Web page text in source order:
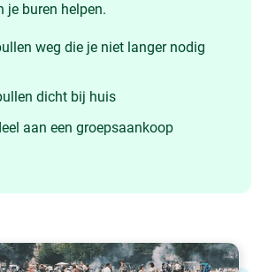
je buren helpen.
weg die je niet langer nodig
dicht bij huis
aan een groepsaankoop